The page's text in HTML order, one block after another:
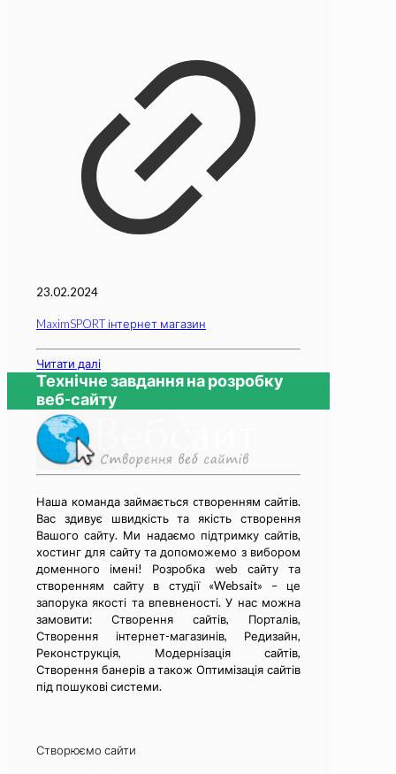
23.02.2024
MaximSPORT інтернет магазин
Читати далі
Технічне завдання на розробку
веб-сайту
Наша команда займається cтворенням сайтів.
Вас здивує швидкість та якість створення
Вашого сайту. Ми надаємо підтримку сайтів,
хостинг для сайту та допоможемо з вибором
доменного імені! Розробка web сайту та
cтворенням сайту в студії «Websait» – це
запорука якості та впевненості. У нас можна
замовити: Створення сайтів, Порталів,
Створення інтернет-магазинів, Редизайн,
Реконструкція, Модернізація сайтів,
Створення банерів а також Оптимізація сайтів
під пошукові системи.
Створюємо сайти